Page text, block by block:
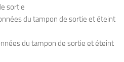
sortie
du tampon de sortie et éteint
du tampon de sortie et éteint